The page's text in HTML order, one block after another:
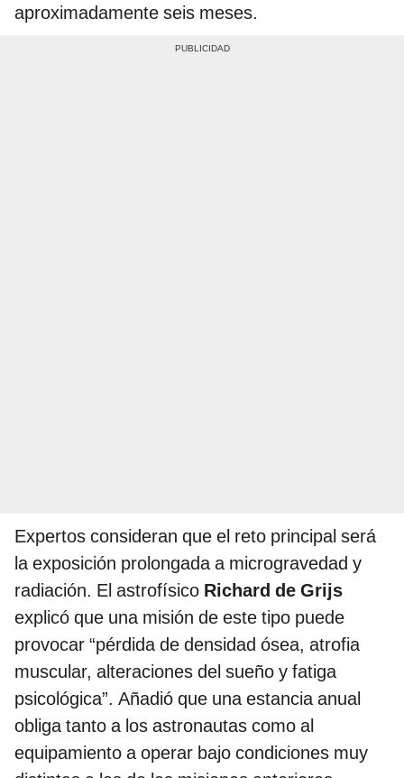
aproximadamente seis meses.
Expertos consideran que el reto principal será
la exposición prolongada a microgravedad y
radiación. El astrofísico Richard de Grijs
explicó que una misión de este tipo puede
provocar “pérdida de densidad ósea, atrofia
muscular, alteraciones del sueño y fatiga
psicológica”. Añadió que una estancia anual
obliga tanto a los astronautas como al
equipamiento a operar bajo condiciones muy